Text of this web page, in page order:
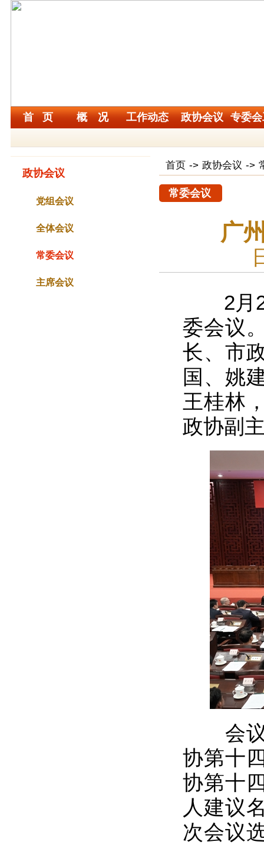
首 页 概 况 工作动态 政协会议 专委
政协会议
党组会议
全体会议
常委会议
主席会议
首页 -> 政协会议 ->
常委会议
广
2月20
委会议
长、市
国、姚
王桂林
政协副
会议
协第十
协第十
人建议
次会议